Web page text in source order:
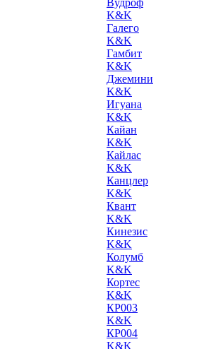
Вудроф
K&K
Галего
K&K
Гамбит
K&K
Джемини
K&K
Игуана
K&K
Кайан
K&K
Кайлас
K&K
Канцлер
K&K
Квант
K&K
Кинезис
K&K
Колумб
K&K
Кортес
K&K
КР003
K&K
КР004
K&K